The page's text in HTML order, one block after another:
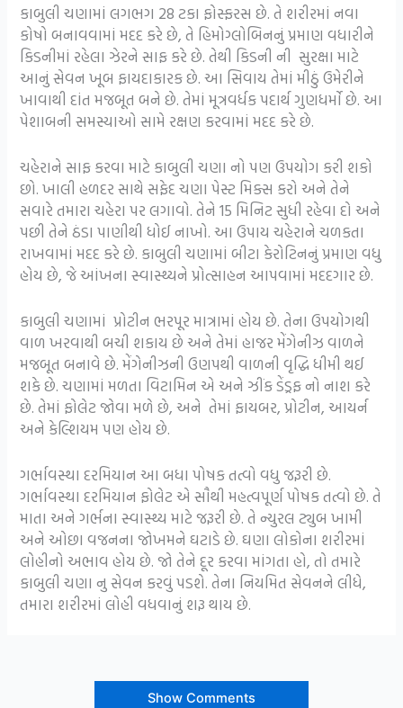
કાબુલી ચણામાં લગભગ 28 ટકા ફોસ્ફરસ છે. તે શરીરમાં નવા
કોષો બનાવવામાં મદદ કરે છે, તે હિમોગ્લોબિનનું પ્રમાણ વધારીને
કિડનીમાં રહેલા ઝેરને સાફ કરે છે. તેથી કિડની ની સુરક્ષા માટે
આનું સેવન ખૂબ ફાયદાકારક છે. આ સિવાય તેમાં મીઠું ઉમેરીને
ખાવાથી દાંત મજબૂત બને છે. તેમાં મૂત્રવર્ધક પદાર્થ ગુણધર્મો છે. આ
પેશાબની સમસ્યાઓ સામે રક્ષણ કરવામાં મદદ કરે છે.
ચહેરાને સાફ કરવા માટે કાબુલી ચણા નો પણ ઉપયોગ કરી શકો
છો. ખાલી હળદર સાથે સફેદ ચણા પેસ્ટ મિક્સ કરો અને તેને
સવારે તમારા ચહેરા પર લગાવો. તેને 15 મિનિટ સુધી રહેવા દો અને
પછી તેને ઠંડા પાણીથી ધોઈ નાખો. આ ઉપાય ચહેરાને ચળકતા
રાખવામાં મદદ કરે છે. કાબુલી ચણામાં બીટા કેરોટિનનું પ્રમાણ વધુ
હોય છે, જે આંખના સ્વાસ્થ્યને પ્રોત્સાહન આપવામાં મદદગાર છે.
કાબુલી ચણામાં પ્રોટીન ભરપૂર માત્રામાં હોય છે. તેના ઉપયોગથી
વાળ ખરવાથી બચી શકાય છે અને તેમાં હાજર મેંગેનીઝ વાળને
મજબૂત બનાવે છે. મેંગેનીઝની ઉણપથી વાળની ​​વૃદ્ધિ ધીમી થઈ
શકે છે. ચણામાં મળતા વિટામિન એ અને ઝીંક ડેંડ્રફ નો નાશ કરે
છે. તેમાં ફોલેટ જોવા મળે છે, અને તેમાં ફાયબર, પ્રોટીન, આયર્ન
અને કેલ્શિયમ પણ હોય છે.
ગર્ભાવસ્થા દરમિયાન આ બધા પોષક તત્વો વધુ જરૂરી છે.
ગર્ભાવસ્થા દરમિયાન ફોલેટ એ સૌથી મહત્વપૂર્ણ પોષક તત્વો છે. તે
માતા અને ગર્ભના સ્વાસ્થ્ય માટે જરૂરી છે. તે ન્યુરલ ટ્યુબ ખામી
અને ઓછા વજનના જોખમને ઘટાડે છે. ઘણા લોકોના શરીરમાં
લોહીનો અભાવ હોય છે. જો તેને દૂર કરવા માંગતા હો, તો તમારે
કાબુલી ચણા નુ સેવન કરવું પડશે. તેના નિયમિત સેવનને લીધે,
તમારા શરીરમાં લોહી વધવાનું શરૂ થાય છે.
Show Comments